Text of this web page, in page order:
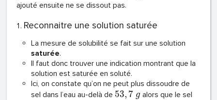
ajouté ensuite ne se dissout pas.
Reconnaitre une solution saturée
La mesure de solubilité se fait sur une solution
saturée.
Il faut donc trouver une indication montrant que la
solution est saturée en soluté.
Ici, on constate qu’on ne peut plus dissoudre de
sel dans l’eau au-delà de 53, 7 g alors que le sel